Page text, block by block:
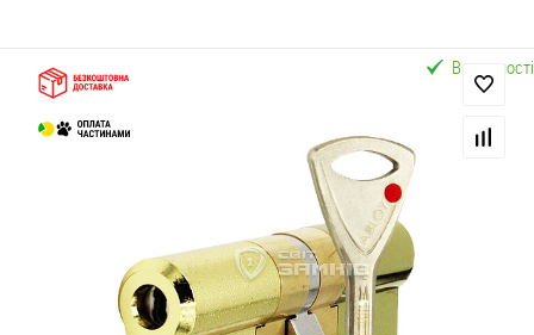
В наявності